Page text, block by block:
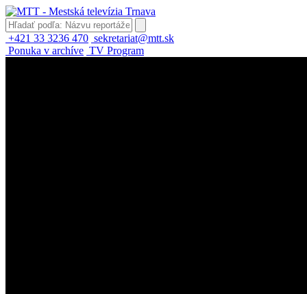
+421 33 3236 470 sekretariat@mtt.sk
Ponuka v archíve TV Program